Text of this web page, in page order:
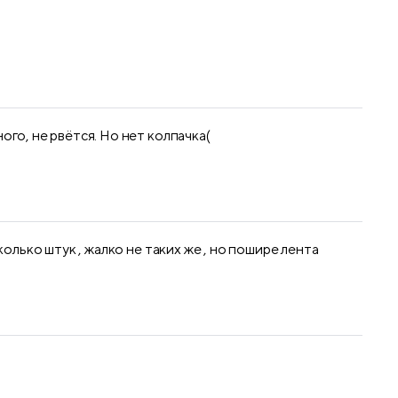
не рвётся. Но нет колпачка(
штук , жалко не таких же , но пошире лента